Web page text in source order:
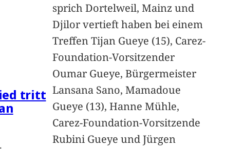
tritt
sprich Dortelweil, Mainz und
Djilor vertieft haben bei einem
Treffen Tijan Gueye (15), Carez-
Foundation-Vorsitzender
Oumar Gueye, Bürgermeister
Lansana Sano, Mamadoue
Gueye (13), Hanne Mühle,
Carez-Foundation-Vorsitzende
Rubini Gueye und Jürgen